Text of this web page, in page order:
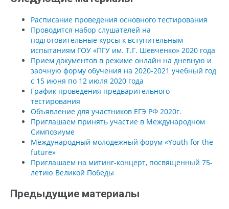
Расписание проведения основного тестирования
Проводится набор слушателей на
подготовительные курсы к вступительным
испытаниям ГОУ «ПГУ им. Т.Г. Шевченко» 2020 года
Прием документов в режиме онлайн на дневную и
заочную форму обучения на 2020-2021 учебный год
с 15 июня по 12 июля 2020 года
График проведения предварительного
тестирования
Объявление для участников ЕГЭ РФ 2020г.
Приглашаем принять участие в Международном
Симпозиуме
Международный молодежный форум «Youth for the
future»
Приглашаем на митинг-концерт, посвященный 75-
летию Великой Победы
Предыдущие материалы